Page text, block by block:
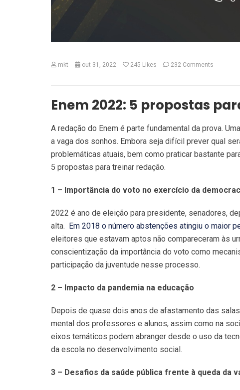
mkt out 31, 2022 245 Likes 232 Comments
Enem 2022: 5 propostas
A redação do Enem é parte fundamental da prova.
a vaga dos sonhos. Embora seja difícil prever qual
problemáticas atuais, bem como praticar bastante
5 propostas para treinar redação.
1 – Importância do voto no exercício da
2022 é ano de eleição para presidente, senadores,
alta.
Em 2018 o número abstenções atingiu o maior
eleitores que estavam aptos não compareceram às
conscientização da importância do voto como
participação da juventude nesse processo.
2 – Impacto da pandemia na educação
Depois de quase dois anos de afastamento das
mental dos professores e alunos, assim como na
eixos temáticos podem abranger desde o uso da
da escola no desenvolvimento social.
3 – Desafios da saúde pública frente à queda da